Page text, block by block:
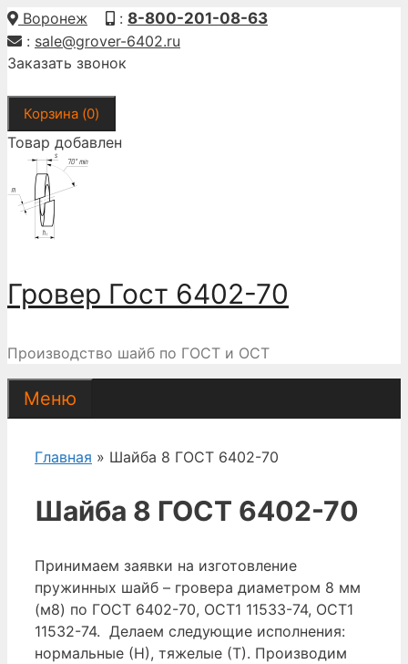
Перейти
к
содержимому
Воронеж : 8-800-201-08-63
: sale@grover-6402.ru
Заказать звонок
Корзина (0)
Товар добавлен
Гровер Гост 6402-70
Производство шайб по ГОСТ и ОСТ
Меню
Главная » Шайба 8 ГОСТ 6402-70
Шайба 8 ГОСТ 6402-70
Принимаем заявки на изготовление
пружинных шайб – гровера диаметром 8 мм
(м8) по ГОСТ 6402-70, ОСТ1 11533-74, ОСТ1
11532-74. Делаем следующие исполнения:
нормальные (Н), тяжелые (Т). Производим